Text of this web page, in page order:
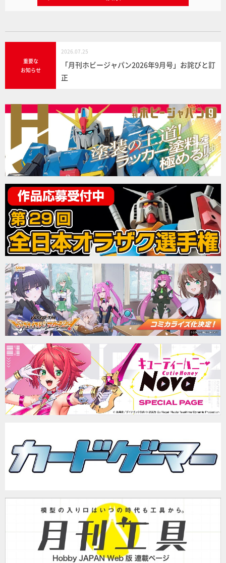
重要な
お知らせ
2026.07.25
「月刊ホビージャパン2026年9月号」お詫びと訂
正